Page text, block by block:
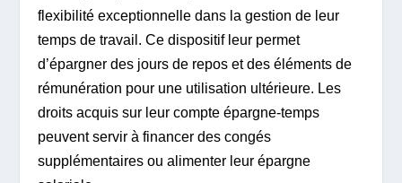
flexibilité exceptionnelle dans la gestion de leur
temps de travail. Ce dispositif leur permet
d’épargner des jours de repos et des éléments de
rémunération pour une utilisation ultérieure. Les
droits acquis sur leur compte épargne-temps
peuvent servir à financer des congés
supplémentaires ou alimenter leur épargne